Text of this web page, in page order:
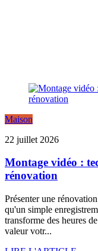
Maison
22 juillet 2026
Montage vidéo :
rénovation
Présenter une
qu'un simple
transforme des heures
valeur votr...